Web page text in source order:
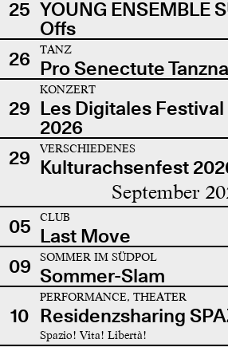
25 YOUNG ENSEMBLE
Offs
26
TANZ
Pro Senectute
29
KONZERT
Les Digitales Festival
2026
29 VERSCHIEDENES
Kulturachsenfest
September
05 CLUB
Last Move
09
SOMMER IM SÜDPOL
Sommer-Slam
10
PERFORMANCE, THEATER
Residenzsharing
Spazio! Vita! Libertà!